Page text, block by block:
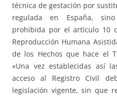
técnica de gestación por
regulada en España,
prohibida por el artículo 10
Reproducción Humana
de los Hechos que hace el
«Una vez establecidas así
acceso al Registro Civil
legislación vigente, sin que